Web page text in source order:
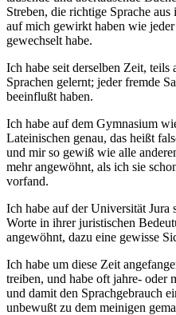
Streben, die richtige Sprache
auf mich gewirkt haben wie
gewechselt habe.
Ich habe seit derselben Zeit,
Sprachen gelernt; jeder fremde
beeinflußt haben.
Ich habe auf dem Gymnasium
Lateinischen genau, das heißt
und mir so gewiß wie alle
mehr angewöhnt, als ich sie
vorfand.
Ich habe auf der Universität Jura
Worte in ihrer juristischen
angewöhnt, dazu eine gewisse
Ich habe um diese Zeit
treiben, und habe oft jahre- oder
und damit den Sprachgebrauch
unbewußt zu dem meinigen